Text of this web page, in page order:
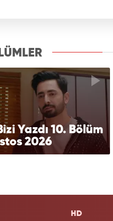
Yazdı 10. Bölüm
2026
HD